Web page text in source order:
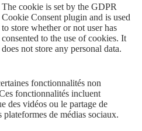
The cookie is set by the GDPR
Cookie Consent plugin and is used
to store whether or not user has
consented to the use of cookies. It
does not store any personal data.
fonctionnalités non
fonctionnalités incluent
des vidéos ou le partage de
plateformes de médias sociaux.